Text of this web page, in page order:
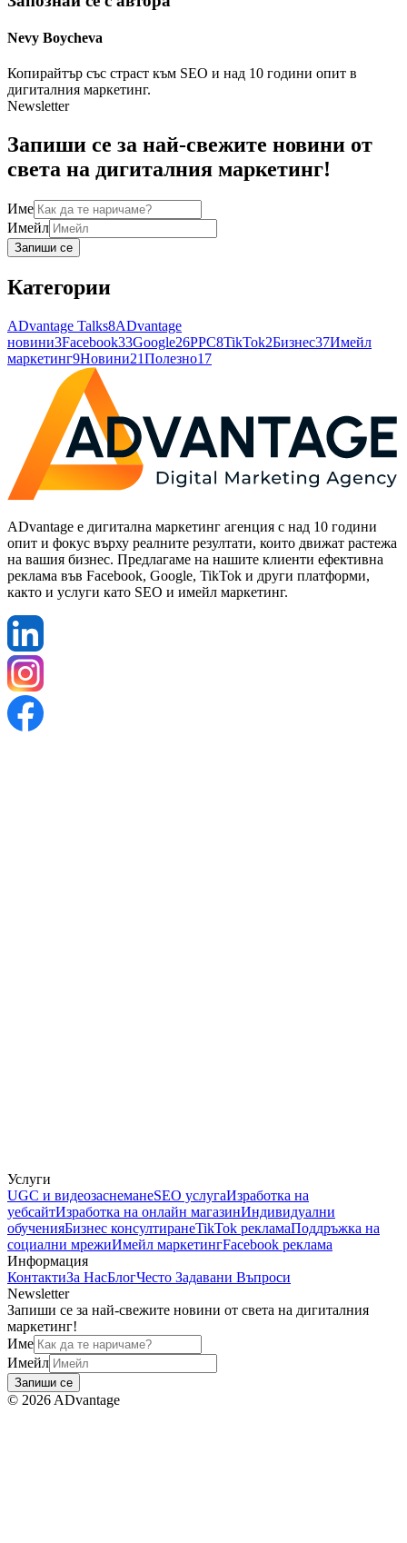
Nevy Boycheva
Копирайтър със страст към SEO и над 10 години опит в
дигиталния маркетинг.
Newsletter
Запиши се за най-свежите новини от
света на дигиталния маркетинг!
Име
Имейл
Запиши се
Категории
ADvantage Talks8ADvantage
новини3Facebook33Google26PPC8TikTok2Бизнес37Имейл
маркетинг9Новини21Полезно17
ADvantage е дигитална маркетинг агенция с над 10 години
опит и фокус върху реалните резултати, които движат растежа
на вашия бизнес. Предлагаме на нашите клиенти ефективна
реклама във Facebook, Google, TikTok и други платформи,
както и услуги като SEO и имейл маркетинг.
Услуги
UGC и видеозаснеманеSEO услугаИзработка на
уебсайтИзработка на онлайн магазинИндивидуални
обученияБизнес консултиранеTikTok рекламаПоддръжка на
социални мрежиИмейл маркетингFacebook реклама
Информация
КонтактиЗа НасБлогЧесто Задавани Въпроси
Newsletter
Запиши се за най-свежите новини от света на дигиталния
маркетинг!
Име
Имейл
Запиши се
© 2026 ADvantage